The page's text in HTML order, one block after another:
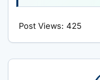
Post Views: 425